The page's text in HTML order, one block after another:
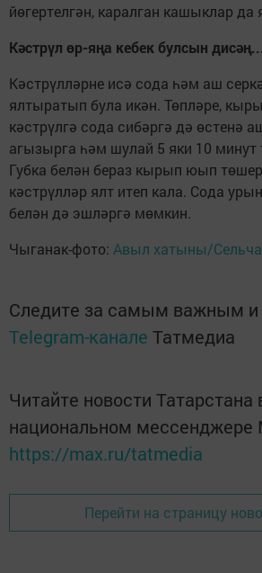
йөгертелгән, каралган кашыклар да
Кәстрүл өр-яңа кебек булсын
Кәстрүлләрне исә сода һәм аш
ялтыратып була икән. Төпләре,
кәстрүлгә сода сибәргә дә өстенә
агызырга һәм шулай 5 яки 10 минут
Губка белән бераз кырып юып
кәстрүлләр ялт итеп кала. Сода
белән дә эшләргә мөмкин.
Чыганак-фото: Авыл хатыны/
Следите за самым важным и
Telegram-канале Татмедиа
Читайте новости Татарстана
национальном мессенджере
https://max.ru/tatmedia
Перейти на страницу